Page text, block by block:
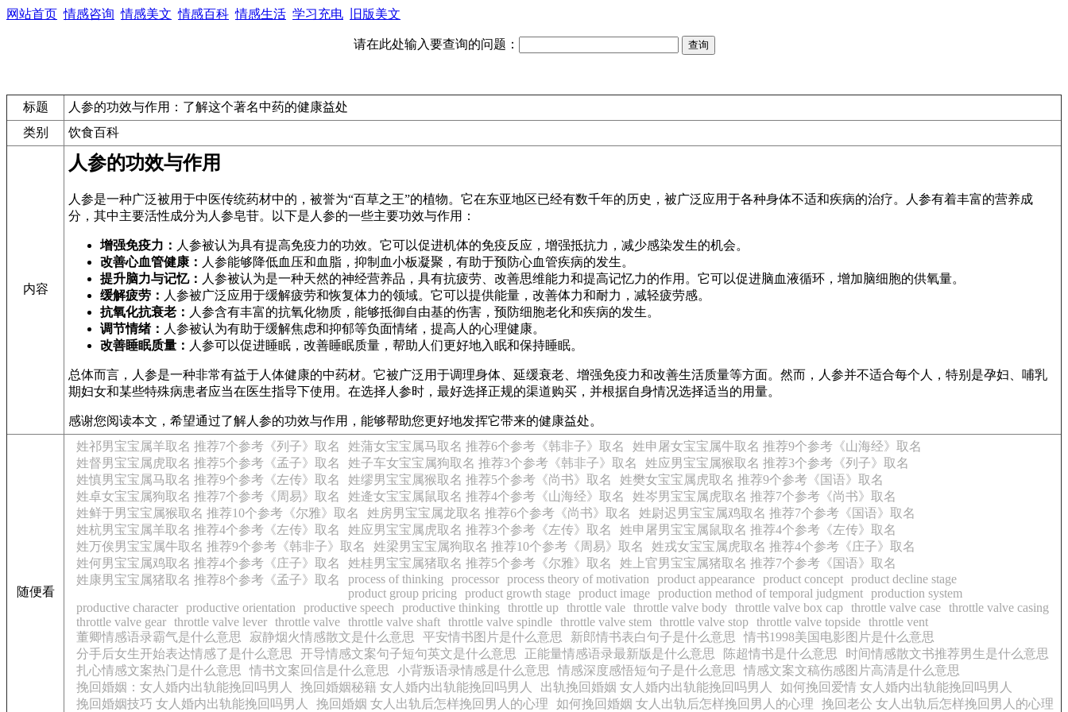
网站首页 情感咨询 情感美文 情感百科 情感生活 学习充电 旧版美文
请在此处输入要查询的问题：
标题
人参的功效与作用：了解这个著名中药的健康益处
类别
饮食百科
内容
人参的功效与作用
人参是一种广泛被用于中医传统药材中的，被誉为“百草之王”的植物。它在东亚地区已经有数千年的历史，被广泛应用于各种身体不适和疾病的治疗。人参有着丰富的营养成
分，其中主要活性成分为人参皂苷。以下是人参的一些主要功效与作用：
增强免疫力： 人参被认为具有提高免疫力的功效。它可以促进机体的免疫反应，增强抵抗力，减少感染发生的机会。
改善心血管健康： 人参能够降低血压和血脂，抑制血小板凝聚，有助于预防心血管疾病的发生。
提升脑力与记忆： 人参被认为是一种天然的神经营养品，具有抗疲劳、改善思维能力和提高记忆力的作用。它可以促进脑血液循环，增加脑细胞的供氧量。
缓解疲劳： 人参被广泛应用于缓解疲劳和恢复体力的领域。它可以提供能量，改善体力和耐力，减轻疲劳感。
抗氧化抗衰老： 人参含有丰富的抗氧化物质，能够抵御自由基的伤害，预防细胞老化和疾病的发生。
调节情绪： 人参被认为有助于缓解焦虑和抑郁等负面情绪，提高人的心理健康。
改善睡眠质量： 人参可以促进睡眠，改善睡眠质量，帮助人们更好地入眠和保持睡眠。
总体而言，人参是一种非常有益于人体健康的中药材。它被广泛用于调理身体、延缓衰老、增强免疫力和改善生活质量等方面。然而，人参并不适合每个人，特别是孕妇、哺乳
期妇女和某些特殊病患者应当在医生指导下使用。在选择人参时，最好选择正规的渠道购买，并根据自身情况选择适当的用量。
感谢您阅读本文，希望通过了解人参的功效与作用，能够帮助您更好地发挥它带来的健康益处。
随便看
姓祁男宝宝属羊取名 推荐7个参考《列子》取名 姓蒲女宝宝属马取名 推荐6个参考《韩非子》取名
姓申屠女宝宝属牛取名 推荐9个参考《山海经》取名
姓督男宝宝属虎取名 推荐5个参考《孟子》取名
姓子车女宝宝属狗取名 推荐3个参考《韩非子》取名
姓应男宝宝属猴取名 推荐3个参考《列子》取名
姓慎男宝宝属马取名 推荐9个参考《左传》取名
姓缪男宝宝属猴取名 推荐5个参考《尚书》取名
姓樊女宝宝属虎取名 推荐9个参考《国语》取名
姓卓女宝宝属狗取名 推荐7个参考《周易》取名
姓逄女宝宝属鼠取名 推荐4个参考《山海经》取名
姓岑男宝宝属虎取名 推荐7个参考《尚书》取名
姓鲜于男宝宝属猴取名 推荐10个参考《尔雅》取名
姓房男宝宝属龙取名 推荐6个参考《尚书》取名
姓尉迟男宝宝属鸡取名 推荐7个参考《国语》取名
姓杭男宝宝属羊取名 推荐4个参考《左传》取名
姓应男宝宝属虎取名 推荐3个参考《左传》取名
姓申屠男宝宝属鼠取名 推荐4个参考《左传》取名
姓万俟男宝宝属牛取名 推荐9个参考《韩非子》取名
姓梁男宝宝属狗取名 推荐10个参考《周易》取名
姓戎女宝宝属虎取名 推荐4个参考《庄子》取名
姓何男宝宝属鸡取名 推荐4个参考《庄子》取名
姓桂男宝宝属猪取名 推荐5个参考《尔雅》取名
姓上官男宝宝属猪取名 推荐7个参考《国语》取名
姓康男宝宝属猪取名 推荐8个参考《孟子》取名
process of thinking processor process theory of motivation product appearance product concept product decline stage
product group pricing
product growth stage product image production method of temporal judgment production system
productive character productive orientation productive speech productive thinking throttle up throttle vale throttle valve body throttle valve box cap throttle valve case throttle valve casing
throttle valve gear throttle valve lever throttle valve throttle valve shaft throttle valve spindle throttle valve stem throttle valve stop throttle valve topside throttle vent
董卿情感语录霸气是什么意思
寂静烟火情感散文是什么意思 平安情书图片是什么意思 新郎情书表白句子是什么意思
情书1998美国电影图片是什么意思
分手后女生开始表达情感了是什么意思
开导情感文案句子短句英文是什么意思 正能量情感语录最新版是什么意思 陈超情书是什么意思
时间情感散文书推荐男生是什么意思
扎心情感文案热门是什么意思
情书文案回信是什么意思 小背叛语录情感是什么意思 情感深度感悟短句子是什么意思
情感文案文稿伤感图片高清是什么意思
挽回婚姻：女人婚内出轨能挽回吗男人
挽回婚姻秘籍 女人婚内出轨能挽回吗男人 出轨挽回婚姻 女人婚内出轨能挽回吗男人
如何挽回爱情 女人婚内出轨能挽回吗男人
挽回婚姻技巧 女人婚内出轨能挽回吗男人
挽回婚姻 女人出轨后怎样挽回男人的心理 如何挽回婚姻 女人出轨后怎样挽回男人的心理 挽回老公 女人出轨后怎样挽回男人的心理